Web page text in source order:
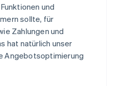
und
sollte, für
Zahlungen und
hat natürlich unser
Angebotsoptimierung